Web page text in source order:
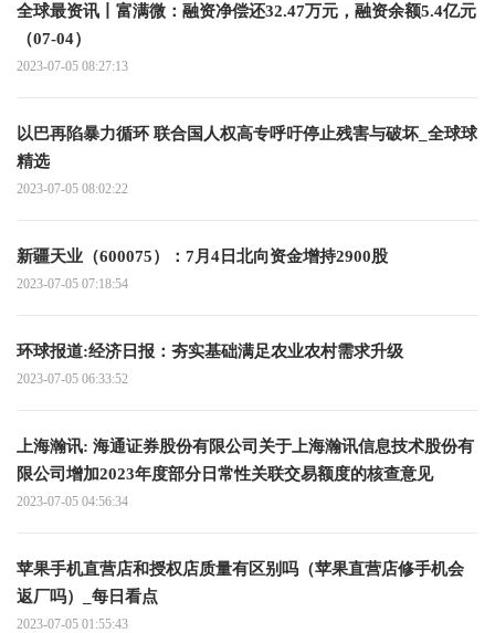
全球最资讯丨富满微：融资净偿还32.47万元，融资余额5.4亿元
（07-04）
2023-07-05 08:27:13
以巴再陷暴力循环 联合国人权高专呼吁停止残害与破坏_全球球
精选
2023-07-05 08:02:22
新疆天业（600075）：7月4日北向资金增持2900股
2023-07-05 07:18:54
环球报道:经济日报：夯实基础满足农业农村需求升级
2023-07-05 06:33:52
上海瀚讯: 海通证券股份有限公司关于上海瀚讯信息技术股份有
限公司增加2023年度部分日常性关联交易额度的核查意见
2023-07-05 04:56:34
苹果手机直营店和授权店质量有区别吗（苹果直营店修手机会
返厂吗）_每日看点
2023-07-05 01:55:43